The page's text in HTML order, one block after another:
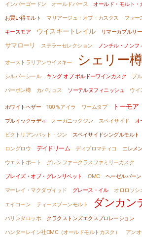
インバーゴードン
オールドパース オールド・モルト・
お買い得モルト
マリアージュ・オブ・カスクス
ファー
キースモア
ウイスキートレイル リマーカブルリ
サマローリ ステラーセレクション ノンチル・ノンフ
オーストラリアンウイスキー シェリー樽
シルバーシール
キング オブ ボルドーワインカスク プ
バーボン樽
カバリュス ソーテルヌフィニッシュ ウイ
ホワイトヘザー 100％アイラ ワームタブ トーモア
ブルイックラディ オーガニックジン スペイサイド
オ
ビクトリアンバット・ジン
スペイサイドシングルモルト
ロングロウ
デイドリーム ディプロマティコ
エレメ
ウエストポート
グレンファークラスファミリーカスク
ブレイズ・オブ・グレンリベット
OMC ヘーゼルバーン
マーレイ・マクダヴィッド
グレース・イル オロロソシ
エイコーン ティースプーンモルト ダンカン
バリンダロッホ
クラクストンズエクスプロレーション
ハンターレイン社OMC（オールドモルトカスク）
アン